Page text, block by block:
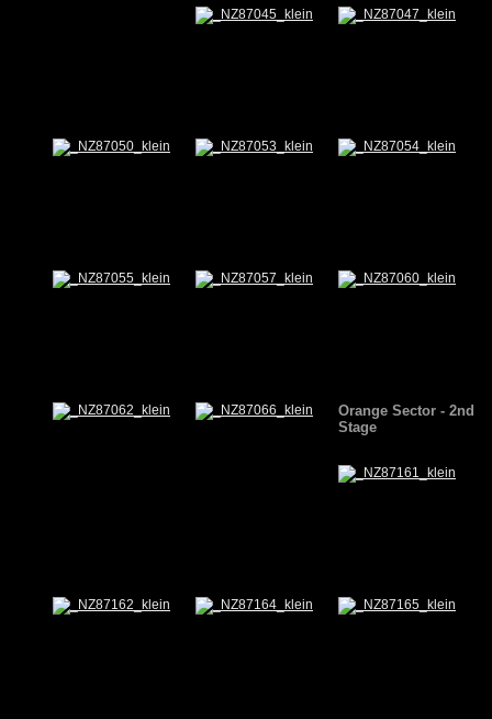
Orange Sector - 2nd
Stage